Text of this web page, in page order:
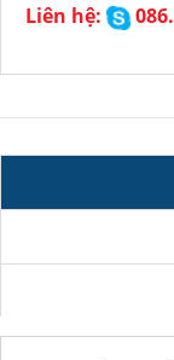
Liên hệ: